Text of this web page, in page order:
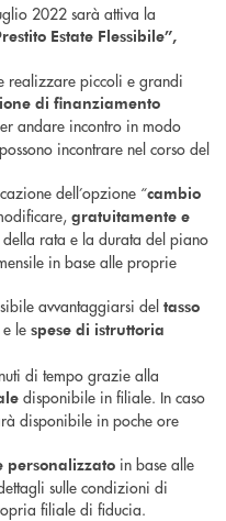
2022 sarà attiva la
Estate Flessibile”,
realizzare piccoli e grandi
di finanziamento
andare incontro in modo
incontrare nel corso del
dell’opzione “cambio
gratuitamente e
della rata e la durata del piano
in base alle proprie
avvantaggiarsi del tasso
le spese di istruttoria
di tempo grazie alla
disponibile in filiale. In caso
disponibile in poche ore
personalizzato in base alle
sulle condizioni di
filiale di fiducia.